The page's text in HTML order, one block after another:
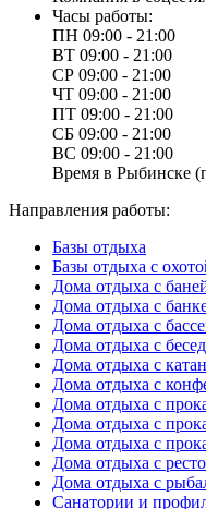
Часы работы:
ПН 09:00 - 21:00
ВТ 09:00 - 21:00
СР 09:00 - 21:00
ЧТ 09:00 - 21:00
ПТ 09:00 - 21:00
СБ 09:00 - 21:00
ВС 09:00 - 21:00
Время в Рыбинске
Направления работы:
Базы отдыха
Базы отдыха с
Дома отдыха с
Дома отдыха с
Дома отдыха с
Дома отдыха с
Дома отдыха с
Дома отдыха с
Дома отдыха с
Дома отдыха с
Дома отдыха с
Дома отдыха с
Дома отдыха с
Санатории и